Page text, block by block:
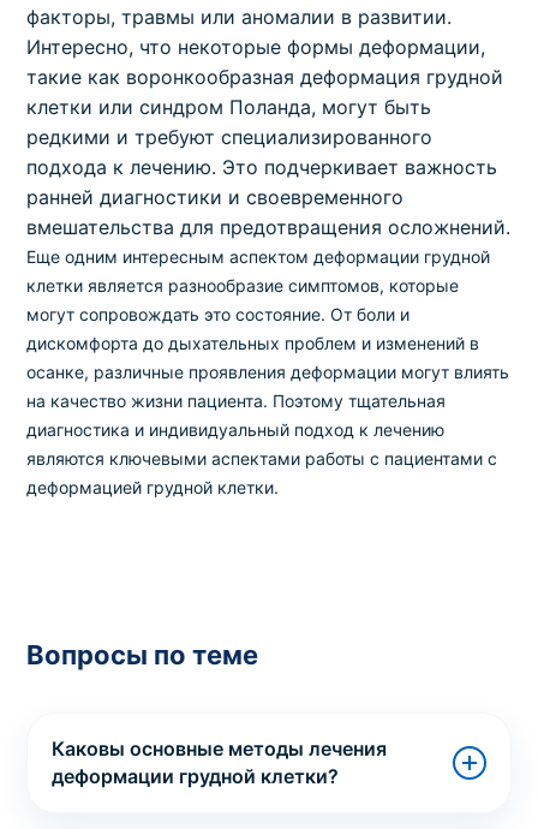
факторы, травмы или аномалии в развитии.
Интересно, что некоторые формы деформации,
такие как воронкообразная деформация грудной
клетки или синдром Поланда, могут быть
редкими и требуют специализированного
подхода к лечению. Это подчеркивает важность
ранней диагностики и своевременного
вмешательства для предотвращения осложнений.
Еще одним интересным аспектом деформации грудной
клетки является разнообразие симптомов, которые
могут сопровождать это состояние. От боли и
дискомфорта до дыхательных проблем и изменений в
осанке, различные проявления деформации могут влиять
на качество жизни пациента. Поэтому тщательная
диагностика и индивидуальный подход к лечению
являются ключевыми аспектами работы с пациентами с
деформацией грудной клетки.
Вопросы по теме
Каковы основные методы лечения
деформации грудной клетки?